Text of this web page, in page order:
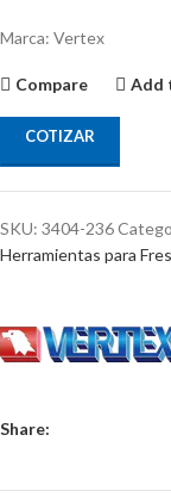
Marca: Vertex
Compare Add
COTIZAR
SKU: 3404-236
Herramientas para
Share: